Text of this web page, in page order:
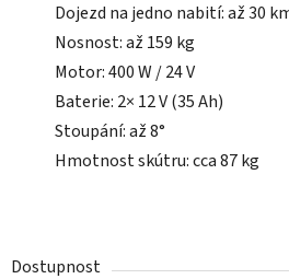
Dojezd na jedno nabití: až 30
Nosnost: až 159 kg
Motor: 400 W / 24 V
Baterie: 2× 12 V (35 Ah)
Stoupání: až 8°
Hmotnost skútru: cca 87 kg
Dostupnost